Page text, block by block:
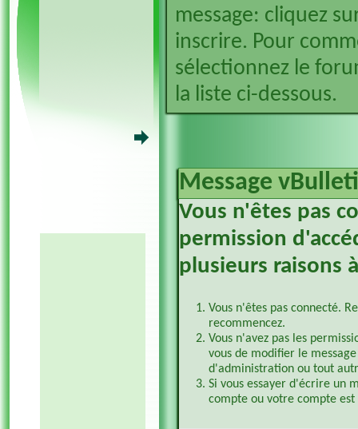
message: cliquez
inscrire. Pour
sélectionnez le
la liste ci-dessous.
Message
Vous n'êtes pas
permission
plusieurs raisons
Vous n'êtes pas connecté.
recommencez.
Vous n'avez pas les
vous de modifier le
d'administration ou tout
Si vous essayer d'écrire un
compte ou votre compte